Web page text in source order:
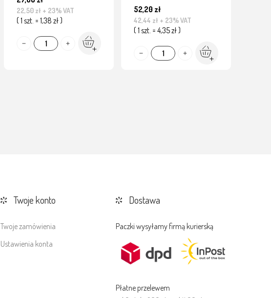
22,50 zł + 23% VAT
( 1 szt. = 1,38 zł )
52,20 zł
42,44 zł + 23% VAT
( 1 szt. = 4,35 zł )
Twoje konto
Twoje zamówienia
Ustawienia konta
Dostawa
Paczki wysyłamy firmą kurierską
Płatne przelewem